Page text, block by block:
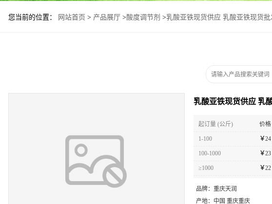
您当前的位置： 网站首页 > 产品展厅 >酸度调节剂 >乳酸亚铁现货供应 乳酸亚铁现货批
乳酸亚铁现货供应 乳
起订量 (公斤) 价格
1-100 ￥
100-1000 ￥
≥1000 ￥
品牌： 重庆天润
产地： 中国 重庆重庆